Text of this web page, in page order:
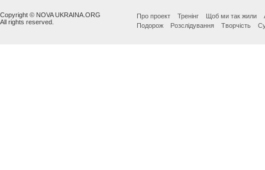
Copyright © NOVA UKRAINA.ORG
All rights reserved.
Про проект Тренінг Щоб ми так жили
Подорож
Розслідування Творчість